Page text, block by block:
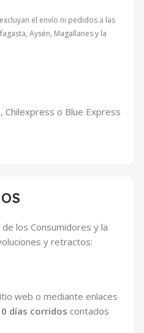
el envío ni pedidos a las
Aysén, Magallanes y la
o Blue Express
los Consumidores y la
y retractos:
web o mediante enlaces
días corridos contados